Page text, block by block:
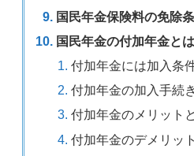
国民年金保険料の免除
国民年金の付加年金と
付加年金には加入条
付加年金の加入手続
付加年金のメリット
付加年金のデメリッ